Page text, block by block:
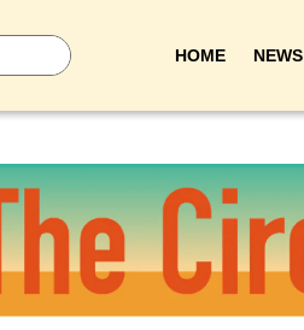
HOME NEWS